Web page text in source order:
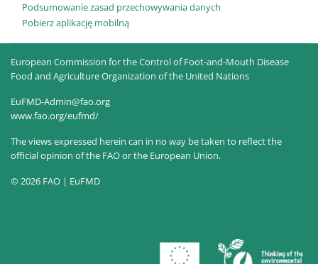
Podsumowanie zasad przechowywania danych
Pobierz aplikację mobilną
European Commission for the Control of Foot-and-Mouth Disease
Food and Agriculture Organization of the United Nations
EuFMD-Admin@fao.org
www.fao.org/eufmd/
The views expressed herein can in no way be taken to reflect the
official opinion of the FAO or the European Union.
© 2026 FAO | EuFMD